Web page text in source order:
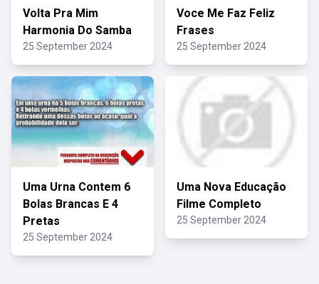
Volta Pra Mim
Harmonia Do Samba
25 September 2024
Voce Me Faz Feliz
Frases
25 September 2024
Uma Urna Contem 6
Bolas Brancas E 4
Pretas
25 September 2024
Uma Nova Educação
Filme Completo
25 September 2024